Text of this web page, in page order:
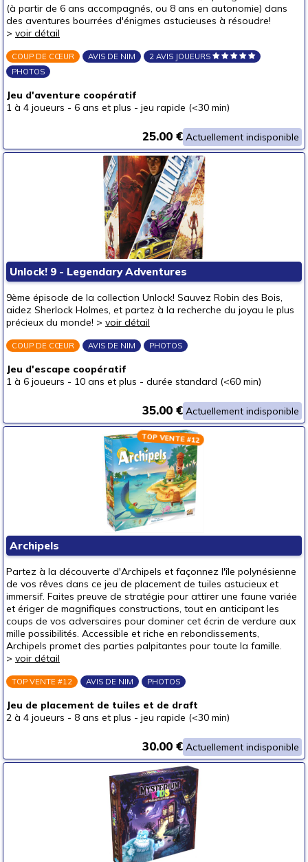
(à partir de 6 ans accompagnés, ou 8 ans en autonomie) dans
des aventures bourrées d'énigmes astucieuses à résoudre!
> voir détail
COUP DE CŒUR AVIS DE NIM
2 AVIS JOUEURS
PHOTOS
Jeu d'aventure coopératif
1 à 4 joueurs - 6 ans et plus - jeu rapide (<30 min)
Actuellement indisponible
25.00 €
Unlock! 9 - Legendary Adventures
9ème épisode de la collection Unlock! Sauvez Robin des Bois,
aidez Sherlock Holmes, et partez à la recherche du joyau le plus
précieux du monde! > voir détail
COUP DE CŒUR AVIS DE NIM PHOTOS
Jeu d'escape coopératif
1 à 6 joueurs - 10 ans et plus - durée standard (<60 min)
Actuellement indisponible
35.00 €
TOP VENTE #12
Archipels
Partez à la découverte d'Archipels et façonnez l'île polynésienne
de vos rêves dans ce jeu de placement de tuiles astucieux et
immersif. Faites preuve de stratégie pour attirer une faune variée
et ériger de magnifiques constructions, tout en anticipant les
coups de vos adversaires pour dominer cet écrin de verdure aux
mille possibilités. Accessible et riche en rebondissements,
Archipels promet des parties palpitantes pour toute la famille.
> voir détail
TOP VENTE #12 AVIS DE NIM PHOTOS
Jeu de placement de tuiles et de draft
2 à 4 joueurs - 8 ans et plus - jeu rapide (<30 min)
Actuellement indisponible
30.00 €